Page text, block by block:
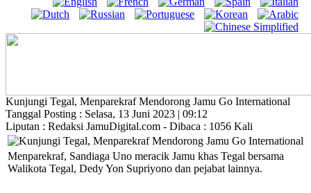
Kunjungi Tegal, Menparekraf Mendorong Jamu Go International
Tanggal Posting : Selasa, 13 Juni 2023 | 09:12
Liputan : Redaksi JamuDigital.com - Dibaca : 1056 Kali
Menparekraf, Sandiaga Uno meracik Jamu khas Tegal bersama
Walikota Tegal, Dedy Yon Supriyono dan pejabat lainnya.